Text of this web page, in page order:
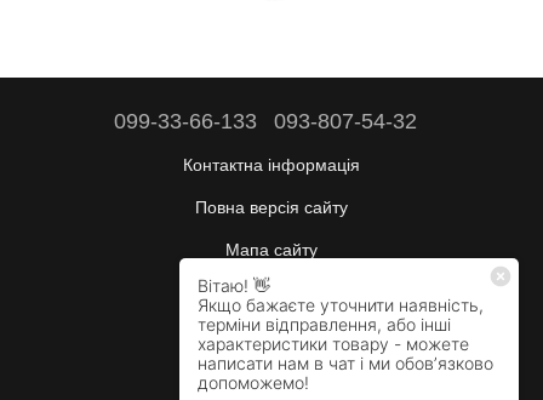
099-33-66-133 093-807-54-32
Контактна інформація
Повна версія сайту
Мапа сайту
Будні: 10:00–17:00
Сб:вихідний
Нд:вихідний